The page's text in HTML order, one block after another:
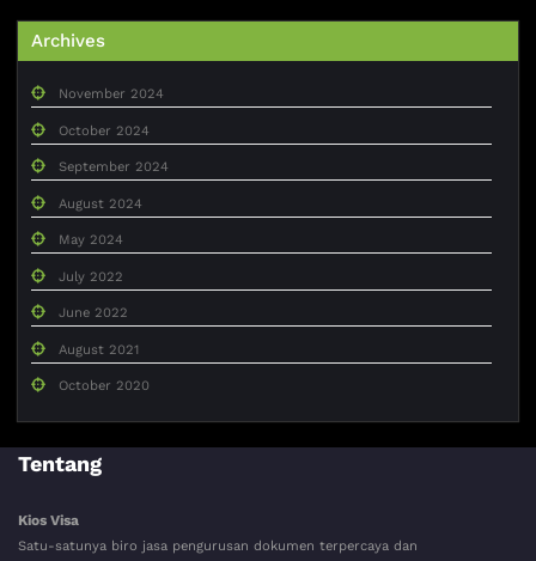
Archives
November 2024
October 2024
September 2024
August 2024
May 2024
July 2022
June 2022
August 2021
October 2020
Tentang
Kios Visa
Satu-satunya biro jasa pengurusan dokumen terpercaya dan